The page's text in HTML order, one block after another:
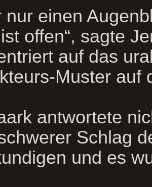
nur einen
offen“, sagte
auf das
Muster auf
antwortete
Schlag
und es